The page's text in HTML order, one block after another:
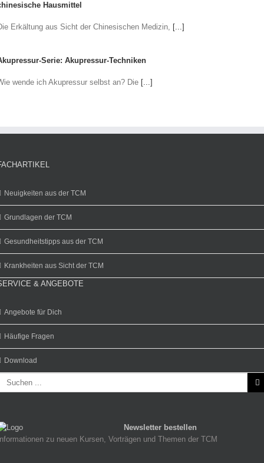
Hausmittel
Erkältung aus Sicht der Chinesischen Medizin, [...]
Serie: Akupressur-Techniken
wende ich Akupressur selbst an? Die [...]
Neuigkeiten aus der TCM
Grundlagen der TCM
Gesundheitstipps aus der TCM
Krankheiten aus Sicht der TCM
& ANGEBOTE
Angebote für Dich
Häufige Fragen
Download
Newsletter bestellen
zu neuen Kursen, Vorträgen und Themen der TCM